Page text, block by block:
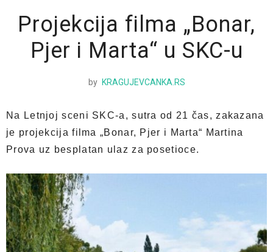
Projekcija filma „Bonar,
Pjer i Marta“ u SKC-u
by KRAGUJEVCANKA.RS
Na Letnjoj sceni SKC-a, sutra od 21 čas, zakazana
je projekcija filma „Bonar, Pjer i Marta“ Martina
Prova uz besplatan ulaz za posetioce.